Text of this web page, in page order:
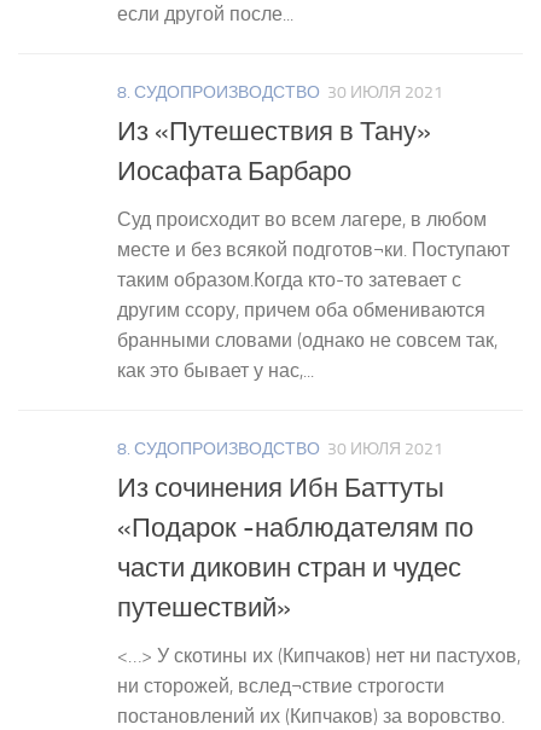
если другой после...
8. СУДОПРОИЗВОДСТВО 30 ИЮЛЯ 2021
Из «Путешествия в Тану»
Иосафата Барбаро
Суд происходит во всем лагере, в любом
месте и без всякой подготов¬ки. Поступают
таким образом.Когда кто-то затевает с
другим ссору, причем оба обмениваются
бранными словами (однако не совсем так,
как это бывает у нас,...
8. СУДОПРОИЗВОДСТВО 30 ИЮЛЯ 2021
Из сочинения Ибн Баттуты
«Подарок -наблюдателям по
части диковин стран и чудес
путешествий»
<…> У скотины их (Кипчаков) нет ни пастухов,
ни сторожей, вслед¬ствие строгости
постановлений их (Кипчаков) за воровство.